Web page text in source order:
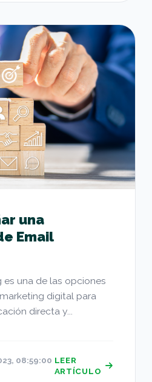
de Email Marketing
una
Email
es una de las opciones
digital para
directa y...
08:59:00 LEER
ARTÍCULO